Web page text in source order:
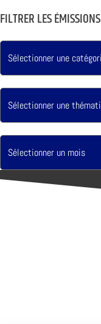
FILTRER LES ÉMISSIONS